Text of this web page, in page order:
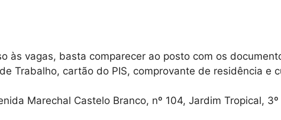
às vagas, basta comparecer ao posto com os
Trabalho, cartão do PIS, comprovante de residência e
Marechal Castelo Branco, nº 104, Jardim Tropical,